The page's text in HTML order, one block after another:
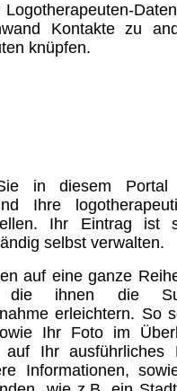
Kontakte zu
knüpfen.
in diesem Portal
Ihre
Ihr Eintrag ist
selbst verwalten.
auf eine ganze
die ihnen die
erleichtern. So
Ihr Foto im
Ihr ausführliches
Informationen,